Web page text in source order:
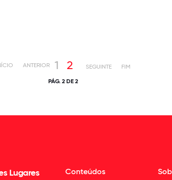
ANTERIOR 1 2 SEGUINTE FIM
PÁG. 2 DE 2
Lugares
Conteúdos